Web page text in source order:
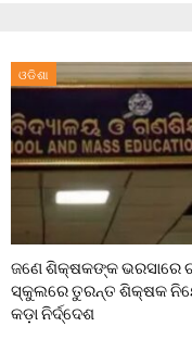
ଓଡିଶା
ଜଣେ ଶିକ୍ଷକଙ୍କ ଭରସାରେ
ସ୍କୁଲରେ ତୁରନ୍ତ ଶିକ୍ଷକ
କଡ଼ା ନିର୍ଦ୍ଦେଶ